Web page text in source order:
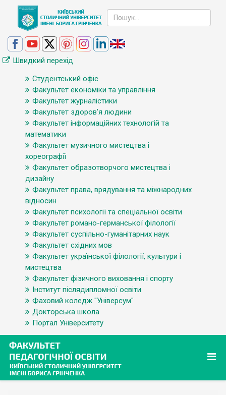
Швидкий перехід
Студентський офіс
Факультет економіки та управління
Факультет журналістики
Факультет здоров’я людини
Факультет інформаційних технологій та
математики
Факультет музичного мистецтва і
хореографії
Факультет образотворчого мистецтва і
дизайну
Факультет права, врядування та міжнародних
відносин
Факультет психології та спеціальної освіти
Факультет романо-германської філології
Факультет суспільно-гуманітарних наук
Факультет східних мов
Факультет української філології, культури і
мистецтва
Факультет фізичного виховання і спорту
Інститут післядипломної освіти
Фаховий коледж "Універсум"
Докторська школа
Портал Університету